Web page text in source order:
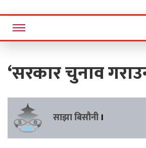
‘सरकार चुनाव
साझा बिसौनी ।